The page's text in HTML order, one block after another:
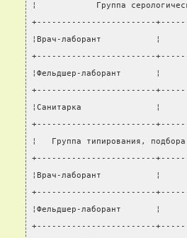
¦            Группа
+------------------------
¦Врач-лаборант
+------------------------
¦Фельдшер-лаборант
+------------------------
¦Санитарка               ¦
+------------------------
¦   Группа типирования,
+------------------------
¦Врач-лаборант
+------------------------
¦Фельдшер-лаборант
+------------------------